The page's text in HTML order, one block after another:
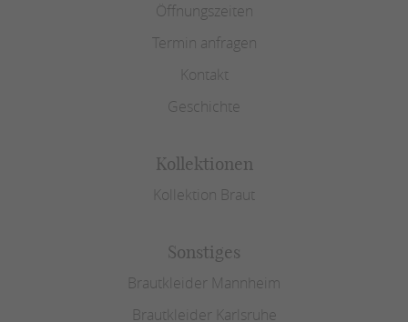
Öffnungszeiten
Termin anfragen
Kontakt
Geschichte
Kollektionen
Kollektion Braut
Sonstiges
Brautkleider Mannheim
Brautkleider Karlsruhe